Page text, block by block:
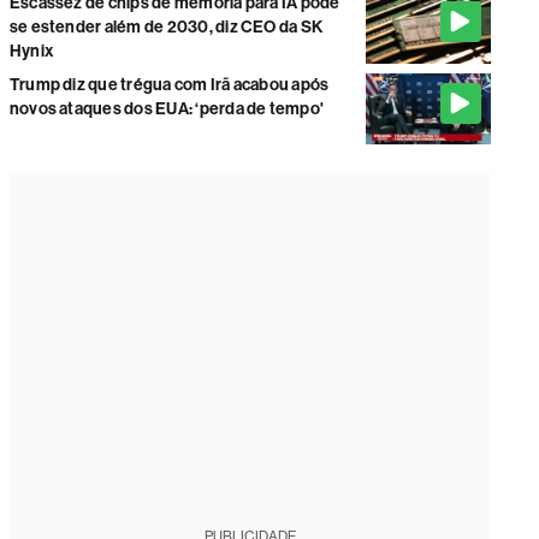
se estender além de 2030, diz CEO da SK
Hynix
Trump diz que trégua com Irã acabou após
novos ataques dos EUA: ‘perda de tempo'